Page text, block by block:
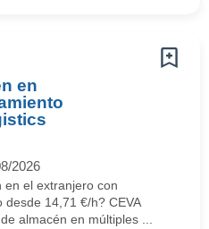
en
2026
en el extranjero con
14,71 €/h? CEVA
almacén en múltiples ...